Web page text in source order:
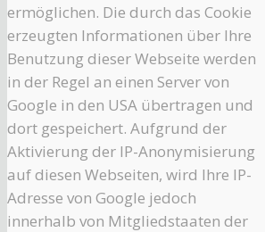
ermöglichen. Die durch das Cookie
erzeugten Informationen über Ihre
Benutzung dieser Webseite werden
in der Regel an einen Server von
Google in den USA übertragen und
dort gespeichert. Aufgrund der
Aktivierung der IP-Anonymisierung
auf diesen Webseiten, wird Ihre IP-
Adresse von Google jedoch
innerhalb von Mitgliedstaaten der